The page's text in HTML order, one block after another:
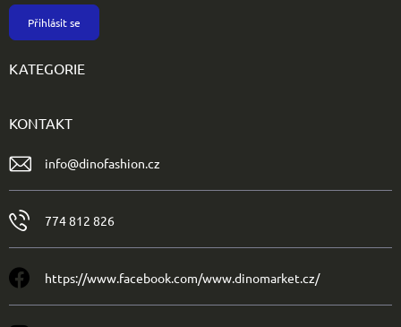
Přihlásit se
KATEGORIE
KONTAKT
info@dinofashion.cz
774 812 826
https://www.facebook.com/www.dinomarket.cz/